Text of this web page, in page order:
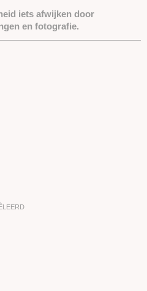
iets afwijken door
en fotografie.